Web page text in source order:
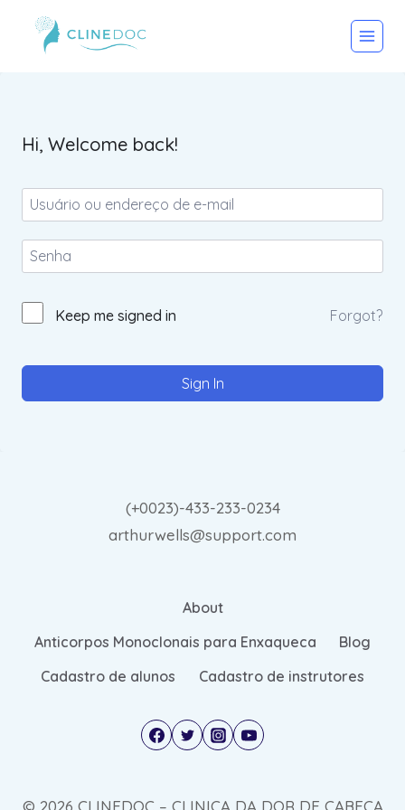
Hi, Welcome back!
Keep me signed in Forgot?
Sign In
(+0023)-433-233-0234
arthurwells@support.com
About
Anticorpos Monoclonais para Enxaqueca
Blog
Cadastro de alunos
Cadastro de instrutores